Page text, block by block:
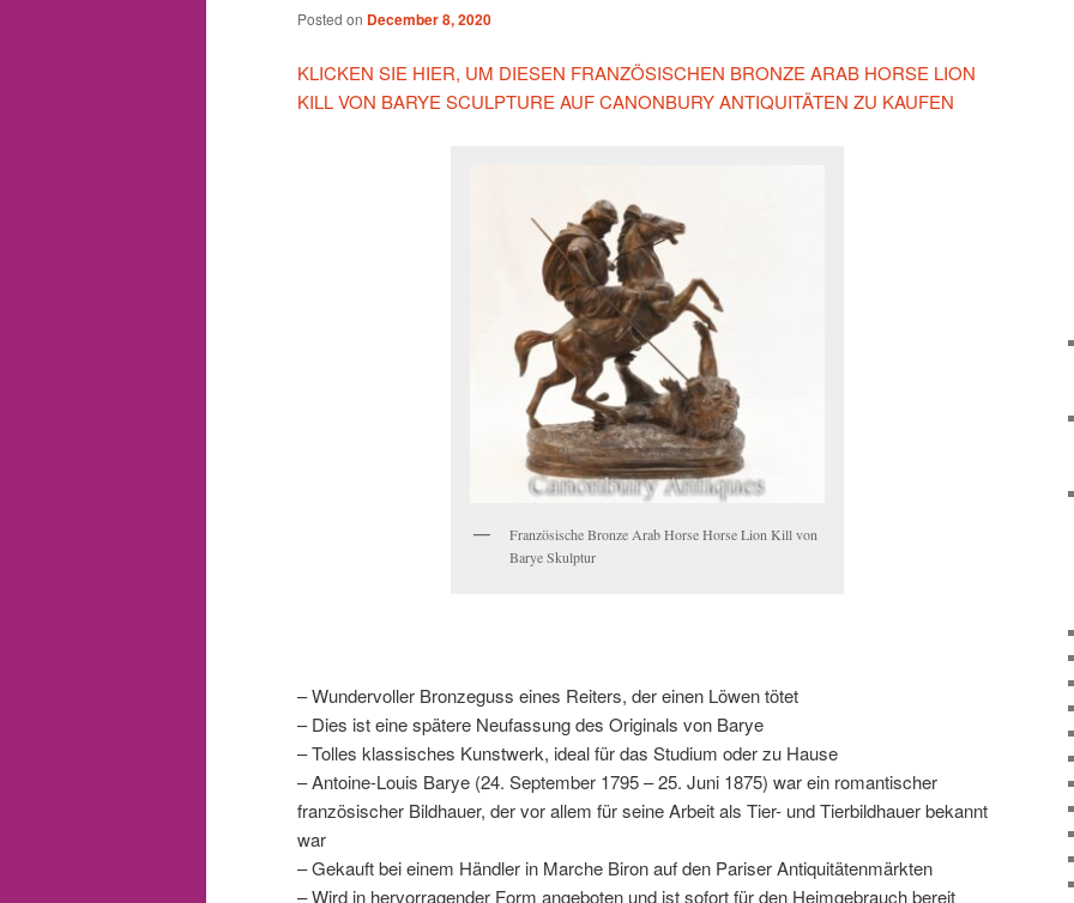
Posted on December 8, 2020
KLICKEN SIE HIER, UM DIESEN FRANZÖSISCHEN BRONZE ARAB HORSE LION
KILL VON BARYE SCULPTURE AUF CANONBURY ANTIQUITÄTEN ZU KAUFEN
Französische Bronze Arab Horse Horse Lion Kill von
Barye Skulptur
– Wundervoller Bronzeguss eines Reiters, der einen Löwen tötet
– Dies ist eine spätere Neufassung des Originals von Barye
– Tolles klassisches Kunstwerk, ideal für das Studium oder zu Hause
– Antoine-Louis Barye (24. September 1795 – 25. Juni 1875) war ein romantischer
französischer Bildhauer, der vor allem für seine Arbeit als Tier- und Tierbildhauer bekannt
war
– Gekauft bei einem Händler in Marche Biron auf den Pariser Antiquitätenmärkten
– Wird in hervorragender Form angeboten und ist sofort für den Heimgebrauch bereit